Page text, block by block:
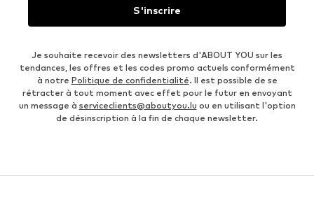
S'inscrire
Je souhaite recevoir des newsletters d'ABOUT YOU sur les
tendances, les offres et les codes promo actuels conformément
à notre Politique de confidentialité. Il est possible de se
rétracter à tout moment avec effet pour le futur en envoyant
un message à serviceclients@aboutyou.lu ou en utilisant l'option
de désinscription à la fin de chaque newsletter.